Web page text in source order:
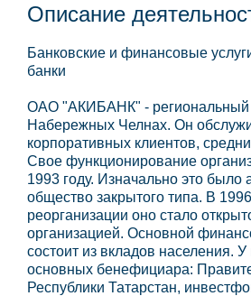
Описание
Банковские и финансовые
банки
ОАО "АКИБАНК" - региональный
Набережных Челнах. Он
корпоративных клиентов,
Свое функционирование
1993 году. Изначально это было
общество закрытого типа. В
реорганизации оно стало
организацией. Основной
состоит из вкладов населения.
основных бенефициара:
Республики Татарстан,